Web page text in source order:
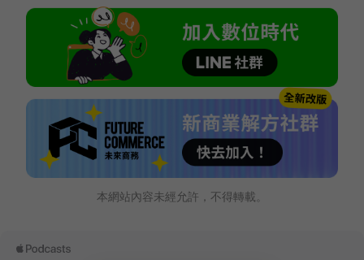
本網站內容未經允許，不得轉載。